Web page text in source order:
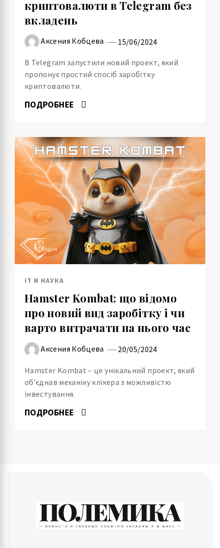
криптовалюти в Telegram без
вкладень
Аксения Кобцева 15/06/2024
В Telegram запустили новий проект, який
пропонує простий спосіб заробітку
криптовалюти.
ПОДРОБНЕЕ
IT И НАУКА
Hamster Kombat: що відомо
про новий вид заробітку і чи
варто витрачати на нього час
Аксения Кобцева 20/05/2024
Hamster Kombat – це унікальний проект, який
об’єднав механіку клікера з можливістю
інвестування.
ПОДРОБНЕЕ